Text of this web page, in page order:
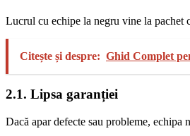
Lucrul cu echipe la negru vine la pachet
Citește și despre: Ghid Complet
2.1. Lipsa garanției
Dacă apar defecte sau probleme,